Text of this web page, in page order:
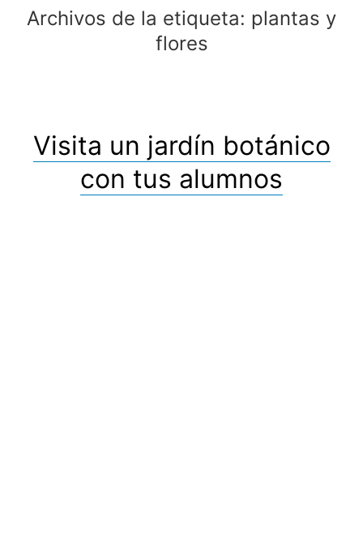
Archivos de la etiqueta: plantas y
flores
Visita un jardín botánico
con tus alumnos